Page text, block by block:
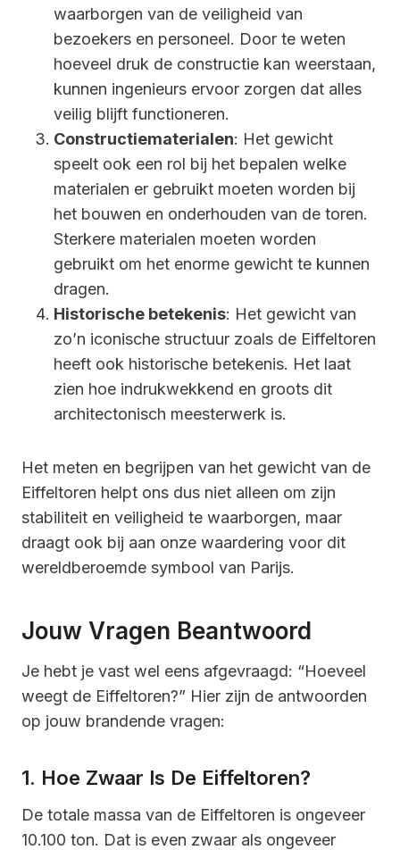
waarborgen van de veiligheid van
bezoekers en personeel. Door te weten
hoeveel druk de constructie kan weerstaan,
kunnen ingenieurs ervoor zorgen dat alles
veilig blijft functioneren.
Constructiematerialen: Het gewicht
speelt ook een rol bij het bepalen welke
materialen er gebruikt moeten worden bij
het bouwen en onderhouden van de toren.
Sterkere materialen moeten worden
gebruikt om het enorme gewicht te kunnen
dragen.
Historische betekenis: Het gewicht van
zo’n iconische structuur zoals de Eiffeltoren
heeft ook historische betekenis. Het laat
zien hoe indrukwekkend en groots dit
architectonisch meesterwerk is.
Het meten en begrijpen van het gewicht van de
Eiffeltoren helpt ons dus niet alleen om zijn
stabiliteit en veiligheid te waarborgen, maar
draagt ook bij aan onze waardering voor dit
wereldberoemde symbool van Parijs.
Jouw Vragen Beantwoord
Je hebt je vast wel eens afgevraagd: “Hoeveel
weegt de Eiffeltoren?” Hier zijn de antwoorden
op jouw brandende vragen:
1. Hoe Zwaar Is De Eiffeltoren?
De totale massa van de Eiffeltoren is ongeveer
10.100 ton. Dat is even zwaar als ongeveer